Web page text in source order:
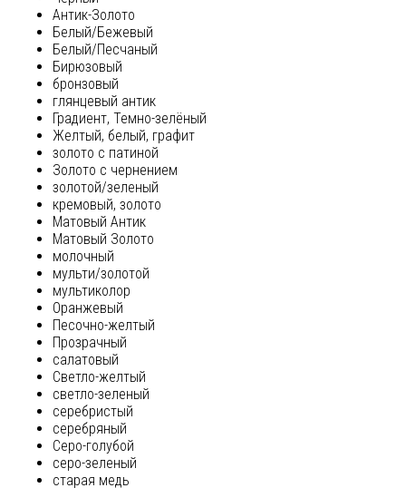
Антик-Золото
Белый/Бежевый
Белый/Песчаный
Бирюзовый
бронзовый
глянцевый антик
Градиент, Темно-зелёный
Желтый, белый, графит
золото с патиной
Золото с чернением
золотой/зеленый
кремовый, золото
Матовый Антик
Матовый Золото
молочный
мульти/золотой
мультиколор
Оранжевый
Песочно-желтый
Прозрачный
салатовый
Светло-желтый
светло-зеленый
серебристый
серебряный
Серо-голубой
серо-зеленый
старая медь